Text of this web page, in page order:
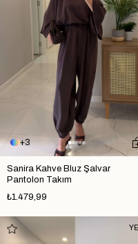
3
Sanira Kahve Bluz Şalvar
Pantolon Takım
₺1.479,99